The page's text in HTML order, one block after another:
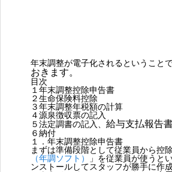
地域支援・外来医薬品供
給対応体制加算に関する
掲示
2026.06.04
年末調整が電子化されるということ
おきます。
目次
１年末調整控除申告書
２生命保険料控除
３年末調整年税額の計算
４源泉徴収票の記入
５法定調書の記入、 給与支払報告
６納付
１．年末調整控除申告書
まずは準備段階として従業員から控
（年調ソフト）
」を従業員が使うと
ンストールしてスタッフが勝手に作